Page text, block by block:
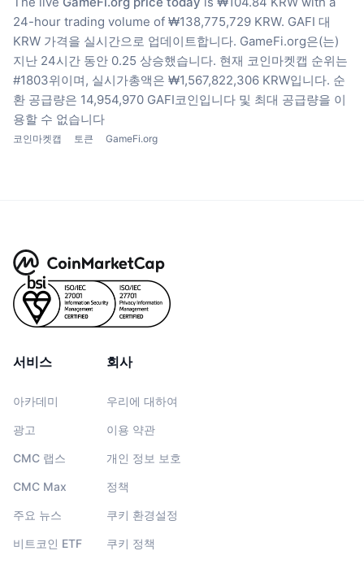
24-hour trading volume of ₩138,775,729 KRW. GAFI 대
KRW 가격을 실시간으로 업데이트합니다. GameFi.org은(는)
지난 24시간 동안 0.25 상승했습니다. 현재 코인마켓캡 순위는
#1803위이며, 실시가총액은 ₩1,567,822,306 KRW입니다. 순
환 공급량은 14,954,970 GAFI코인입니다 및 최대 공급량을 이
용할 수 없습니다
코인마켓캡 토큰 GameFi.org
서비스
아카데미
광고
CMC 랩스
CMC Max
주요 뉴스
비트코인 ETF
회사
우리에 대하여
이용 약관
개인 정보 보호
정책
쿠키 환경설정
쿠키 정책